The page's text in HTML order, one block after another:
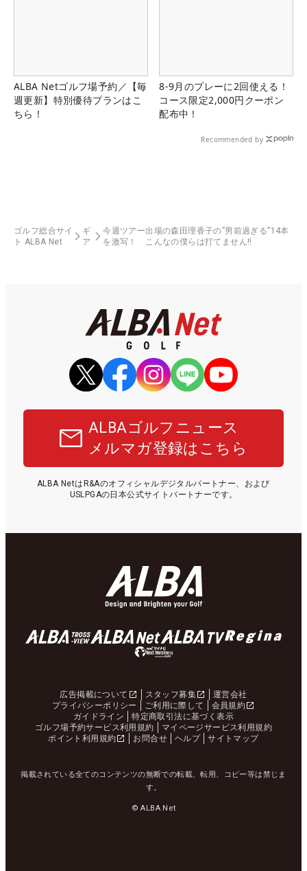
ALBA Netゴルフ場予約／【毎
週更新】特別優待プランはこ
ちら！
8-9月のプレーに2回使える！
コース限定2,000円クーポン
配布中！
Recommended by
ゴルフ総合サイ
ト ALBA Net
ギ
ア
今週ツアー出場の森田理香子の”男前過ぎる”14本
を激写！ こんなの僕らは打てません‼
ALBAゴルフニュース
メルマガ登録はこちら
ALBA NetはR&Aのオフィシャルデジタルパートナー、および
USLPGAの日本公式サイトパートナーです。
広告掲載について スタッフ募集
運営会社
プライバシーポリシー
ご利用に際して
会員規約
ガイドライン
特定商取引法に基づく表示
ゴルフ場予約サービス利用規約
マイページサービス利用規約
ポイント利用規約
お問合せ ヘルプ サイトマップ
掲載されている全てのコンテンツの無断での転載、転用、コピー等は禁じま
す。
© ALBA Net